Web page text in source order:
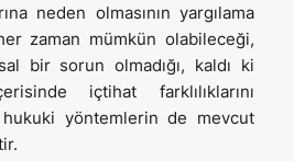
neden olmasının yargılama
zaman mümkün olabileceği,
bir sorun olmadığı, kaldı ki
içtihat farklılıklarını
yöntemlerin de mevcut